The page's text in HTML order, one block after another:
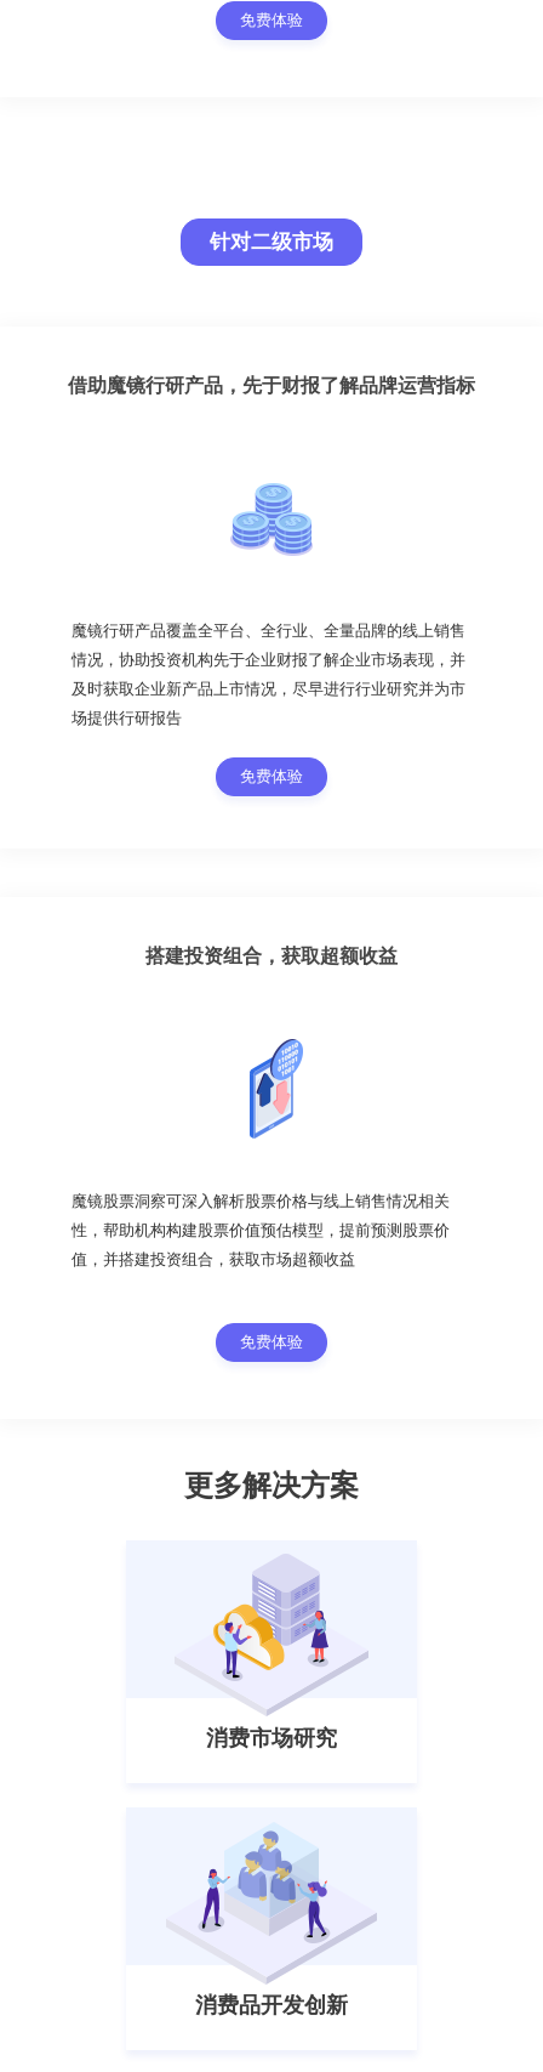
免费体验
针对二级市场
借助魔镜行研产品，先于财报了解品牌运营指标
魔镜行研产品覆盖全平台、全行业、全量品牌的线上销售
情况，协助投资机构先于企业财报了解企业市场表现，并
及时获取企业新产品上市情况，尽早进行行业研究并为市
场提供行研报告
免费体验
搭建投资组合，获取超额收益
魔镜股票洞察可深入解析股票价格与线上销售情况相关
性，帮助机构构建股票价值预估模型，提前预测股票价
值，并搭建投资组合，获取市场超额收益
免费体验
更多解决方案
消费市场研究
消费品开发创新